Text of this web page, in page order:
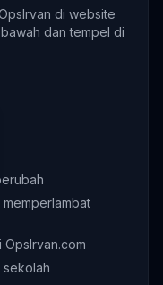
di website
dan tempel di
sekolah